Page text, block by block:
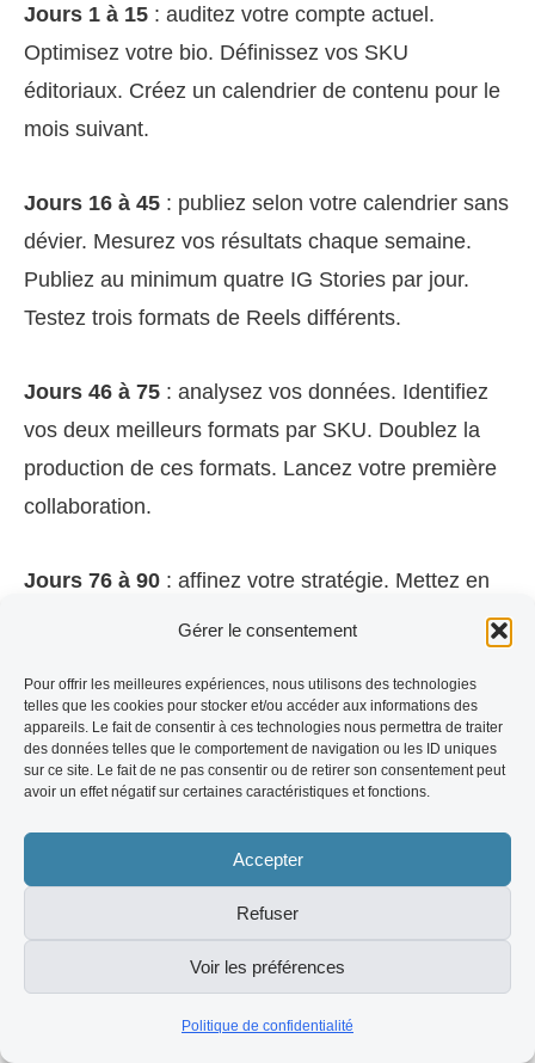
Gérer le consentement
Pour offrir les meilleures expériences, nous utilisons des technologies
telles que les cookies pour stocker et/ou accéder aux informations des
appareils. Le fait de consentir à ces technologies nous permettra de traiter
des données telles que le comportement de navigation ou les ID uniques
sur ce site. Le fait de ne pas consentir ou de retirer son consentement peut
avoir un effet négatif sur certaines caractéristiques et fonctions.
Accepter
Refuser
Voir les préférences
Politique de confidentialité
Jours 1 à 15 : auditez votre compte actuel.
Optimisez votre bio. Définissez vos SKU
éditoriaux. Créez un calendrier de contenu pour le
mois suivant.
Jours 16 à 45 : publiez selon votre calendrier sans
dévier. Mesurez vos résultats chaque semaine.
Publiez au minimum quatre IG Stories par jour.
Testez trois formats de Reels différents.
Jours 46 à 75 : analysez vos données. Identifiez
vos deux meilleurs formats par SKU. Doublez la
production de ces formats. Lancez votre première
collaboration.
Jours 76 à 90 : affinez votre stratégie. Mettez en
place votre tunnel de conversion. Commencez à
Instagram, mais vos inscriptions email et vos
conversions.
Le mot de la fin sur les
abonnés pour Instagram
Gagner des abonnés pour Instagram en 2026
demande plus que de la créativité. Cela exige de la
rigueur, de la méthode et une compréhension fine